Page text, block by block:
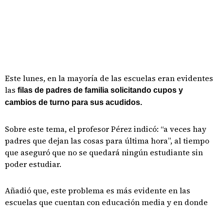
Este lunes, en la mayoría de las escuelas eran evidentes
las filas de padres de familia solicitando cupos y
cambios de turno para sus acudidos.
Sobre este tema, el profesor Pérez indicó: “a veces hay
padres que dejan las cosas para última hora”, al tiempo
que aseguró que no se quedará ningún estudiante sin
poder estudiar.
Añadió que, este problema es más evidente en las
escuelas que cuentan con educación media y en donde